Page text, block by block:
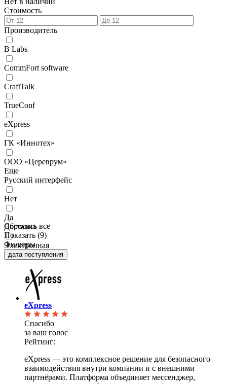
Стоимость
Производитель
B Labs
CommFort software
CraftTalk
TrueConf
eXpress
ГК «Иннотех»
ООО «Цереврум»
Еще
Русский интерфейс
Нет
Да
Доставка
Электронная
Сбросить все
Показать (9)
Фильтры
дата поступления
eXpress
Спасибо
за ваш голос
Рейтинг:
eXpress — это комплексное решение для безопасного
взаимодействия внутри компании и с внешними
партнёрами. Платформа объединяет мессенджер,